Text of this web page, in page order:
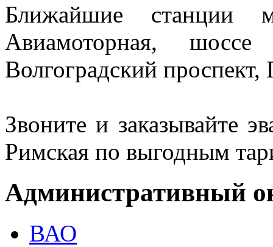
Ближайшие станции
Авиамоторная, шоссе
Волгоградский проспект,
Звоните и заказывайте
Римская по выгодным
Административный
ВАО